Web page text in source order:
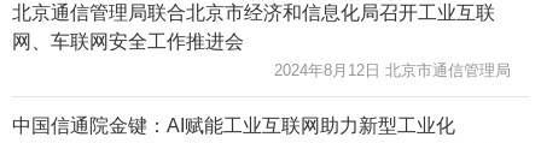
北京通信管理局联合北京市经济和信息化局召开工业互联
网、车联网安全工作推进会
2024年8月12日 北京市通信管理局
中国信通院金键：AI赋能工业互联网助力新型工业化